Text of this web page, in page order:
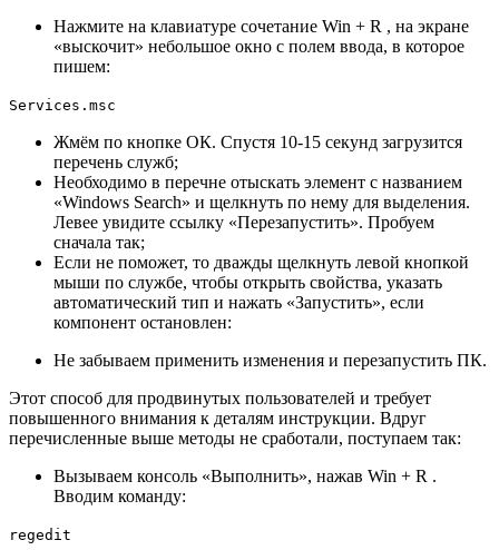
Нажмите на клавиатуре сочетание Win + R , на экране
«выскочит» небольшое окно с полем ввода, в которое
пишем:
Services.msc
Жмём по кнопке ОК. Спустя 10-15 секунд загрузится
перечень служб;
Необходимо в перечне отыскать элемент с названием
«Windows Search» и щелкнуть по нему для выделения.
Левее увидите ссылку «Перезапустить». Пробуем
сначала так;
Если не поможет, то дважды щелкнуть левой кнопкой
мыши по службе, чтобы открыть свойства, указать
автоматический тип и нажать «Запустить», если
компонент остановлен:
Не забываем применить изменения и перезапустить ПК.
Этот способ для продвинутых пользователей и требует
повышенного внимания к деталям инструкции. Вдруг
перечисленные выше методы не сработали, поступаем так:
Вызываем консоль «Выполнить», нажав Win + R .
Вводим команду:
regedit